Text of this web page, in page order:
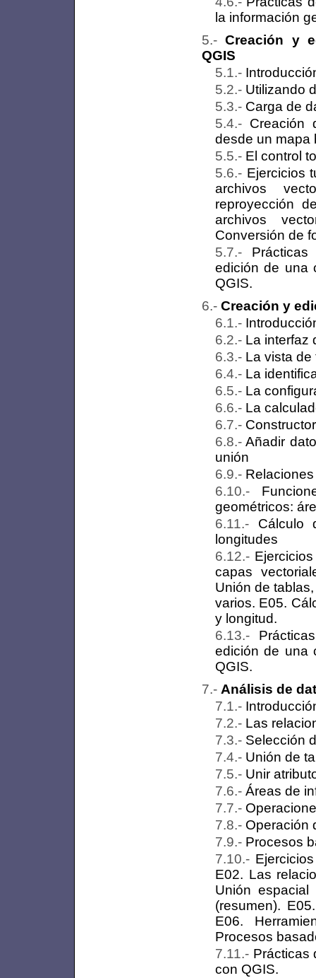
la información
Creación y
QGIS
Utilizando
Carga de
Creación
desde un mapa
El control
Ejercicios
archivos
reproyección
archivos
Conversión de
edición de una
QGIS.
Creación y
La interfaz
La vista de
La
La
La
Añadir
unión
geométricos:
Cálculo
longitudes
capas
Unión de
varios. E05.
y longitud.
edición de una
QGIS.
Análisis de
Las
Selección
Unión de
Unir
Áreas de
Operación
Procesos
E02. Las
Unión
(resumen).
E06.
Procesos
Prácticas
con QGIS.